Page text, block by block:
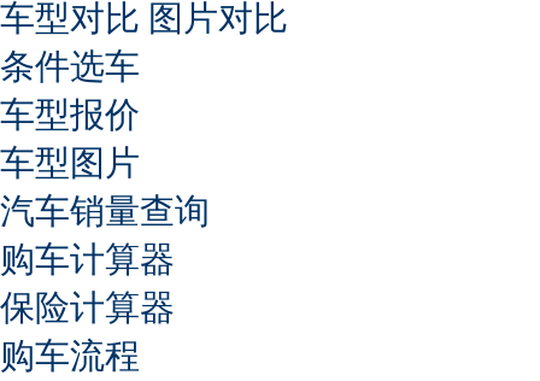
车型对比 图片对比
条件选车
车型报价
车型图片
汽车销量查询
购车计算器
保险计算器
购车流程